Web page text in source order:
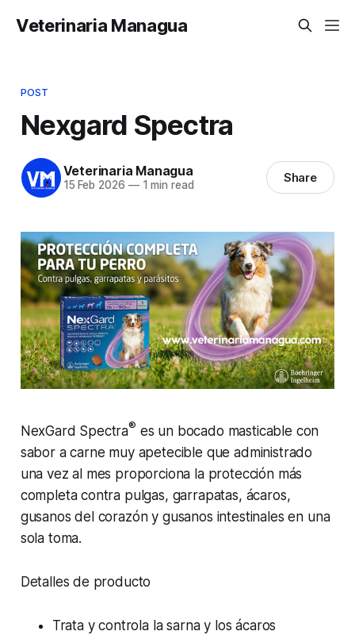
Veterinaria Managua
POST
Nexgard Spectra
Veterinaria Managua
15 Feb 2026 —1 min read Share
NexGard Spectra® es un bocado masticable con
sabor a carne muy apetecible que administrado
una vez al mes proporciona la protección más
completa contra pulgas, garrapatas, ácaros,
gusanos del corazón y gusanos intestinales en una
sola toma.
Detalles de producto
Trata y controla la sarna y los ácaros